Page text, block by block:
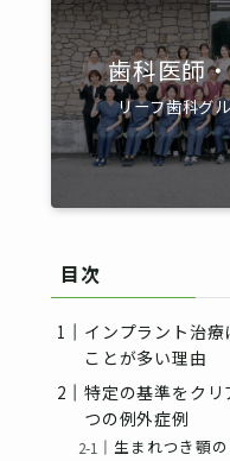
歯科医師
リーフ歯科グ
目次
インプラント治
ことが多い理由
特定の基準をク
つの例外症例
生まれつき顎